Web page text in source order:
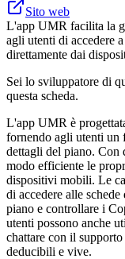
Sito web
L'app UMR facilita la
agli utenti di accedere
direttamente dai
Sei lo sviluppatore di
questa scheda.
L'app UMR è
fornendo agli utenti un
dettagli del piano. Con
modo efficiente le
dispositivi mobili. Le
di accedere alle
piano e controllare i
utenti possono anche
chattare con il
deducibili e vive.